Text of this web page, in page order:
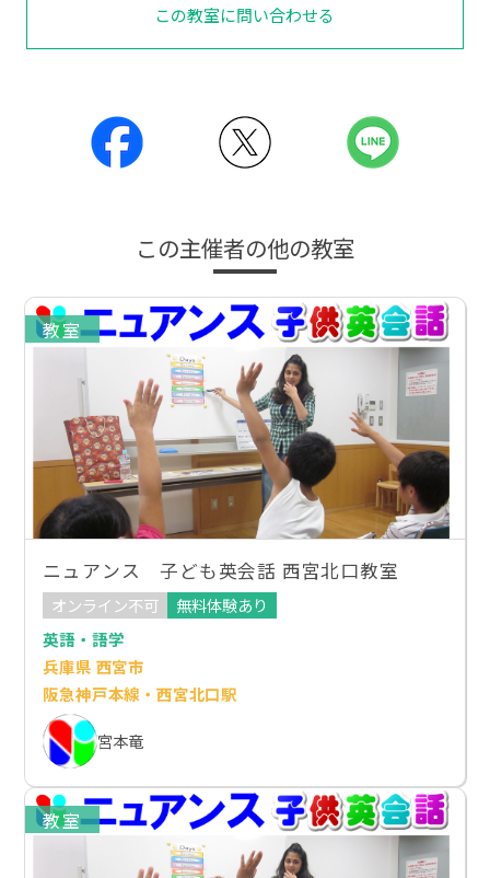
この教室に問い合わせる
この主催者の他の教室
教室
ニュアンス 子ども英会話 西宮北口教室
オンライン不可
無料体験あり
英語・語学
兵庫県 西宮市
阪急神戸本線・西宮北口駅
宮本竜
教室